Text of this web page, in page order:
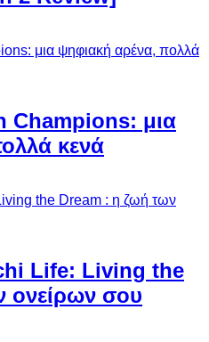
Champions: μια
κενά
Life: Living the
ονείρων σου